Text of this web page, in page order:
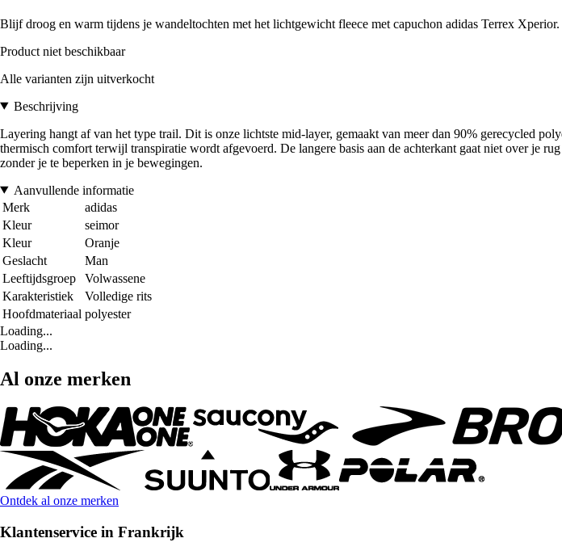
Blijf droog en warm tijdens je wandeltochten met het lichtgewicht fleece met capuchon adidas Terrex
Product niet beschikbaar
Alle varianten zijn uitverkocht
Beschrijving
Layering hangt af van het type trail. Dit is onze lichtste mid-layer, gemaakt van meer dan 90% gerecycled
thermisch comfort terwijl transpiratie wordt afgevoerd. De langere basis aan de achterkant gaat niet over je
zonder je te beperken in je bewegingen.
Aanvullende informatie
Merk
adidas
Kleur
seimor
Kleur
Oranje
Geslacht
Man
Leeftijdsgroep
Volwassene
Karakteristiek
Volledige rits
Hoofdmateriaal polyester
Loading...
Loading...
Al onze merken
Ontdek al onze merken
Klantenservice in Frankrijk